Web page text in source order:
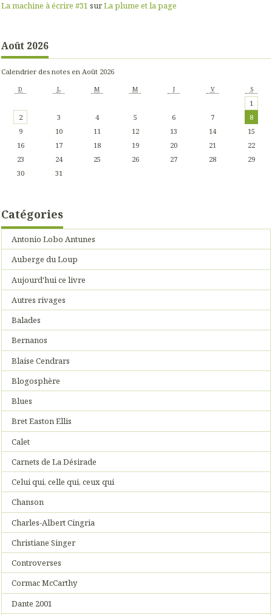
La machine à écrire #31 surLa plume et la page
Août 2026
Calendrier des notes en Août 2026
D L M M J V S
1
2
3 4 5 6 7
8
9
10 11 12 13 14
15
16
17 18 19 20 21
22
23
24 25 26 27 28
29
30
31
Catégories
Antonio Lobo Antunes
Auberge du Loup
Aujourd'hui ce livre
Autres rivages
Balades
Bernanos
Blaise Cendrars
Blogosphère
Blues
Bret Easton Ellis
Calet
Carnets de La Désirade
Celui qui, celle qui, ceux qui
Chanson
Charles-Albert Cingria
Christiane Singer
Controverses
Cormac McCarthy
Dante 2001